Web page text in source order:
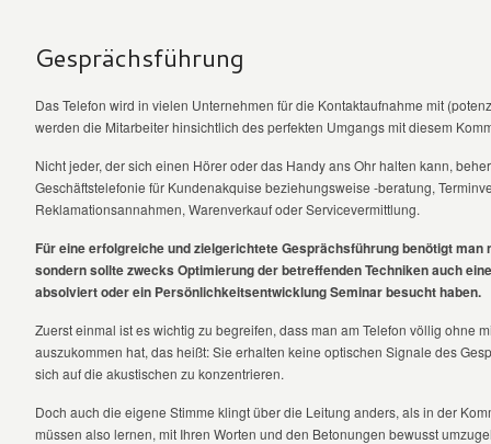
Gesprächsführung
Das Telefon wird in vielen Unternehmen für die Kontaktaufnahme mit
werden die Mitarbeiter hinsichtlich des perfekten Umgangs mit diesem
Nicht jeder, der sich einen Hörer oder das Handy ans Ohr halten kann,
Geschäftstelefonie für Kundenakquise beziehungsweise -beratung,
Reklamationsannahmen, Warenverkauf oder Servicevermittlung.
Für eine erfolgreiche und zielgerichtete Gesprächsführung benötigt
sondern sollte zwecks Optimierung der betreffenden Techniken auch
absolviert oder ein Persönlichkeitsentwicklung Seminar besucht haben.
Zuerst einmal ist es wichtig zu begreifen, dass man am Telefon völlig ohne
auszukommen hat, das heißt: Sie erhalten keine optischen Signale des
sich auf die akustischen zu konzentrieren.
Doch auch die eigene Stimme klingt über die Leitung anders, als in der
müssen also lernen, mit Ihren Worten und den Betonungen bewusst